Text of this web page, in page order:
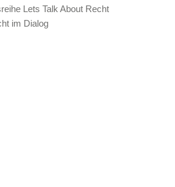
Lets Talk About Recht
im Dialog